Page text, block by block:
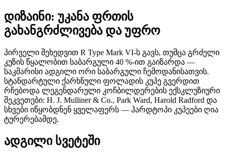
დიზაინი: უკანა ფრთის
გახანგრძლივება და უფრო
პირველი შეხედვით R Type Mark VI-ს გავს, თუმცა გრძელი
კუზის წყალობით საბარგული 40 %-ით გაიზარდა —
საკმარისი ადგილი ორი საბარგული ჩემოდანისათვის.
სტანდარტული ქარხნული ფოლადის კუპე გვერდით
რჩებოდა ლეგენდარული კოჩბილდერების ექსკლუზიური
შეკვეთები: H. J. Mulliner & Co., Park Ward, Harold Radford და
სხვები იწყობდნენ ყველაფერს — ჰარდტოპი კუპეები ღია
ტურერებამდე.
ადგილი სვეტეში